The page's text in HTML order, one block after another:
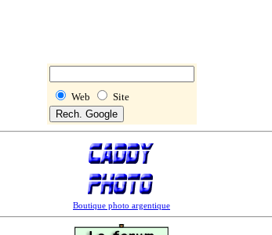
Web Site
Boutique photo argentique